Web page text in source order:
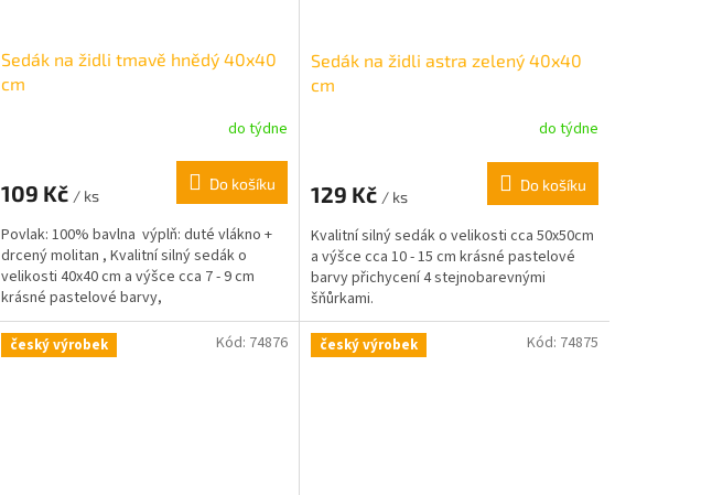
Sedák na židli tmavě hnědý 40x40
cm
do týdne
109 Kč / ks
Do košíku
Povlak: 100% bavlna výplň: duté vlákno +
drcený molitan , Kvalitní silný sedák o
velikosti 40x40 cm a výšce cca 7 - 9 cm
krásné pastelové barvy,
Sedák na židli astra zelený 40x40
cm
do týdne
129 Kč / ks
Do košíku
Kvalitní silný sedák o velikosti cca 50x50cm
a výšce cca 10 - 15 cm krásné pastelové
barvy přichycení 4 stejnobarevnými
šňůrkami.
český výrobek Kód: 74876 český výrobek Kód: 74875